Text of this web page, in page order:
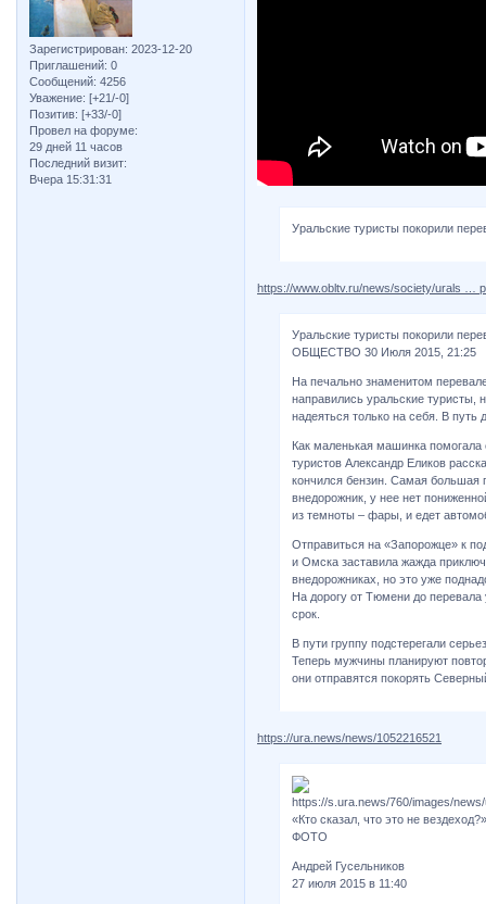
Зарегистрирован: 2023-12-20
Приглашений: 0
Сообщений: 4256
Уважение: [+21/-0]
Позитив: [+33/-0]
Провел на форуме:
29 дней 11 часов
Последний визит:
Вчера 15:31:31
Уральские туристы покорили
https://www.obltv.ru/news/society/urals …
Уральские туристы покорили
ОБЩЕСТВО 30 Июля 2015, 21:25
На печально знаменитом
направились уральские туристы,
надеяться только на себя. В путь
Как маленькая машинка помогала
туристов Александр Еликов
кончился бензин. Самая большая
внедорожник, у нее нет
из темноты – фары, и едет
Отправиться на «Запорожце» к
и Омска заставила жажда
внедорожниках, но это уже
На дорогу от Тюмени до
срок.
В пути группу подстерегали
Теперь мужчины планируют
они отправятся покорять
https://ura.news/news/1052216521
«Кто сказал, что это не
ФОТО
Андрей Гусельников
27 июля 2015 в 11:40